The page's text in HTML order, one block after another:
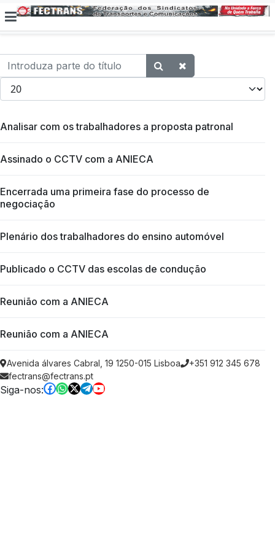
Introduza parte do título
Qtd. a exibir
Analisar com os trabalhadores a proposta patronal
Assinado o CCTV com a ANIECA
Encerrada uma primeira fase do processo de
negociação
Plenário dos trabalhadores do ensino automóvel
Publicado o CCTV das escolas de condução
Reunião com a ANIECA
Reunião com a ANIECA
Avenida álvares Cabral, 19 1250-015 Lisboa
+351 912 345 678
fectrans@fectrans.pt
Siga-nos: